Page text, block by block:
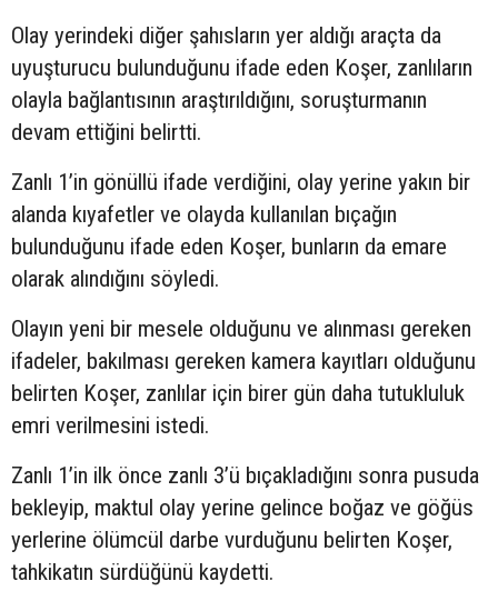
Olay yerindeki diğer şahısların yer aldığı araçta da
uyuşturucu bulunduğunu ifade eden Koşer, zanlıların
olayla bağlantısının araştırıldığını, soruşturmanın
devam ettiğini belirtti.
Zanlı 1’in gönüllü ifade verdiğini, olay yerine yakın bir
alanda kıyafetler ve olayda kullanılan bıçağın
bulunduğunu ifade eden Koşer, bunların da emare
olarak alındığını söyledi.
Olayın yeni bir mesele olduğunu ve alınması gereken
ifadeler, bakılması gereken kamera kayıtları olduğunu
belirten Koşer, zanlılar için birer gün daha tutukluluk
emri verilmesini istedi.
Zanlı 1’in ilk önce zanlı 3’ü bıçakladığını sonra pusuda
bekleyip, maktul olay yerine gelince boğaz ve göğüs
yerlerine ölümcül darbe vurduğunu belirten Koşer,
tahkikatın sürdüğünü kaydetti.